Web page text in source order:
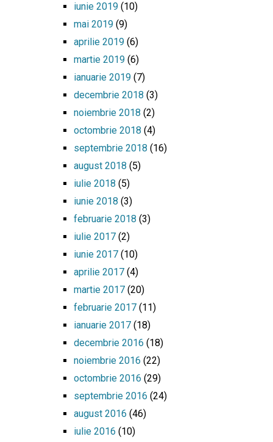
iunie 2019(10)
mai 2019(9)
aprilie 2019(6)
martie 2019(6)
ianuarie 2019(7)
decembrie 2018 (3)
noiembrie 2018 (2)
octombrie 2018 (4)
septembrie 2018 (16)
august 2018 (5)
iulie 2018 (5)
iunie 2018 (3)
februarie 2018 (3)
iulie 2017(2)
iunie 2017(10)
aprilie 2017(4)
martie 2017(20)
februarie 2017(11)
ianuarie 2017(18)
decembrie 2016 (18)
noiembrie 2016 (22)
octombrie 2016 (29)
septembrie 2016 (24)
august 2016 (46)
iulie 2016 (10)